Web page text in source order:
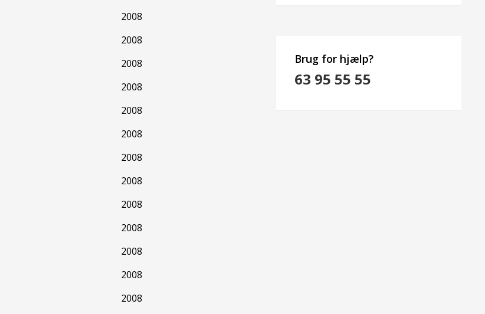
2008
2008
2008
2008
2008
2008
2008
2008
2008
2008
2008
2008
2008
Brug for hjælp?
63 95 55 55